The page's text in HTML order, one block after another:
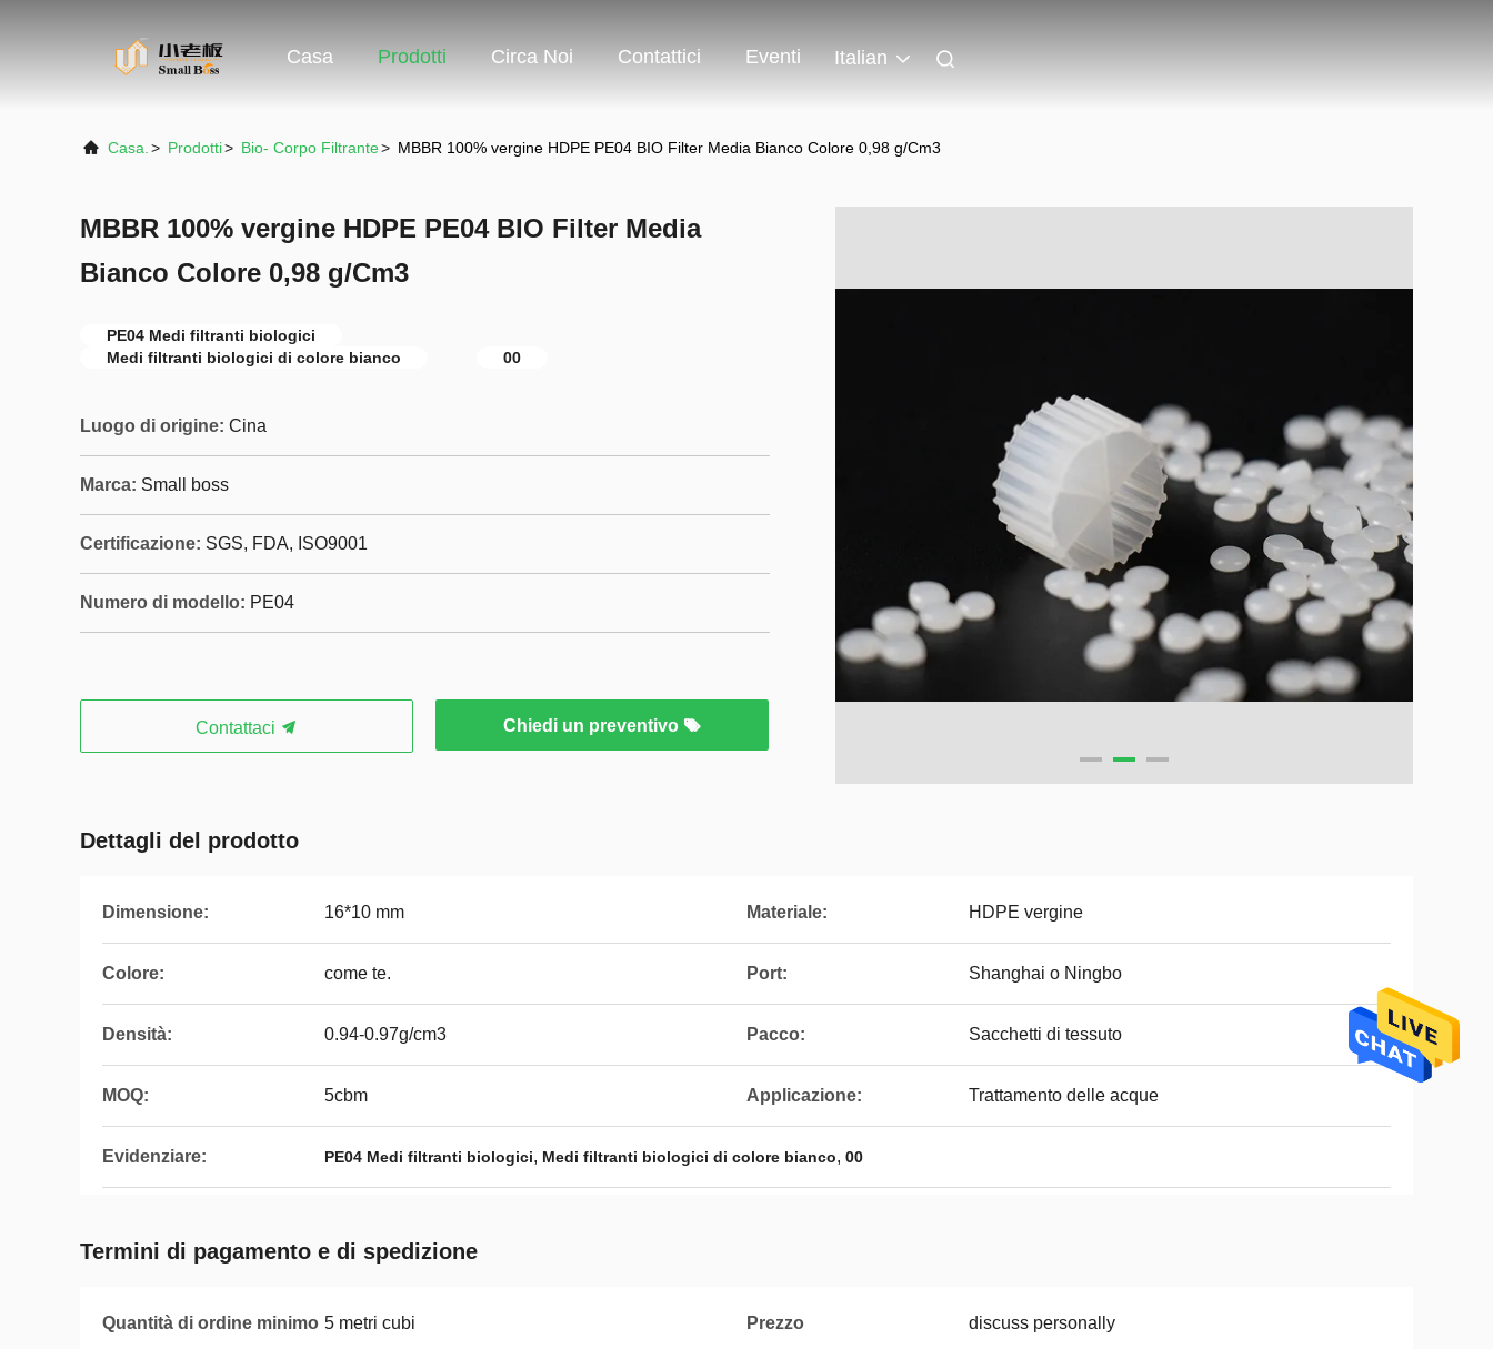
Casa Prodotti Circa Noi Contattici Eventi Italian
Casa. > Prodotti> Bio- Corpo Filtrante> MBBR 100% vergine HDPE PE04 BIO Filter Media Bianco Colore 0,98 g/Cm3
MBBR 100% vergine HDPE PE04 BIO Filter Media
Bianco Colore 0,98 g/Cm3
PE04 Medi filtranti biologici
Medi filtranti biologici di colore bianco
00
Luogo di origine: Cina
Marca: Small boss
Certificazione: SGS, FDA, ISO9001
Numero di modello: PE04
Contattaci Chiedi un preventivo
Dettagli del prodotto
Dimensione: 16*10 mm Materiale: HDPE vergine
Colore: come te. Port: Shanghai o Ningbo
Densità: 0.94-0.97g/cm3 Pacco: Sacchetti di tessuto
MOQ: 5cbm Applicazione: Trattamento delle acque
Evidenziare: PE04 Medi filtranti biologici, Medi filtranti biologici di colore bianco, 00
Termini di pagamento e di spedizione
Quantità di ordine minimo 5 metri cubi Prezzo discuss personally